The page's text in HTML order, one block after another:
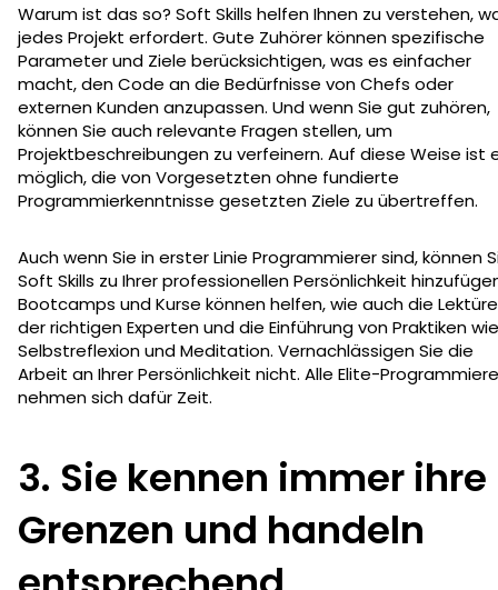
Warum ist das so? Soft Skills helfen Ihnen zu verstehen,
jedes Projekt erfordert. Gute Zuhörer können spezifische
Parameter und Ziele berücksichtigen, was es einfacher
macht, den Code an die Bedürfnisse von Chefs oder
externen Kunden anzupassen. Und wenn Sie gut zuhören,
können Sie auch relevante Fragen stellen, um
Projektbeschreibungen zu verfeinern. Auf diese Weise ist
möglich, die von Vorgesetzten ohne fundierte
Programmierkenntnisse gesetzten Ziele zu übertreffen.
Auch wenn Sie in erster Linie Programmierer sind, können
Soft Skills zu Ihrer professionellen Persönlichkeit
Bootcamps und Kurse können helfen, wie auch die Lektüre
der richtigen Experten und die Einführung von Praktiken wie
Selbstreflexion und Meditation. Vernachlässigen Sie die
Arbeit an Ihrer Persönlichkeit nicht. Alle Elite-
nehmen sich dafür Zeit.
3. Sie kennen immer ihre
Grenzen und handeln